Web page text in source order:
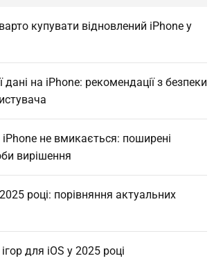
купувати відновлений iPhone у
дані на iPhone: рекомендації з безпеки
не вмикається: поширені
вирішення
році: порівняння актуальних
для iOS у 2025 році